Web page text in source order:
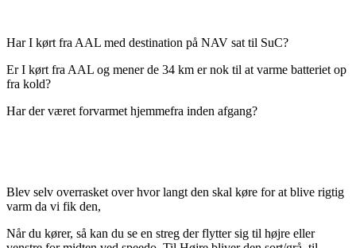
Har I kørt fra AAL med destination på NAV sat til SuC?
Er I kørt fra AAL og mener de 34 km er nok til at varme batteriet op
fra kold?
Har der været forvarmet hjemmefra inden afgang?
Blev selv overrasket over hvor langt den skal køre for at blive rigtig
varm da vi fik den,
Når du kører, så kan du se en streg der flytter sig til højre eller